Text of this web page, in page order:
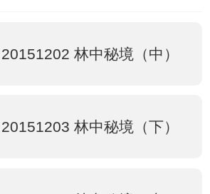
林中秘境（中）
林中秘境（下）